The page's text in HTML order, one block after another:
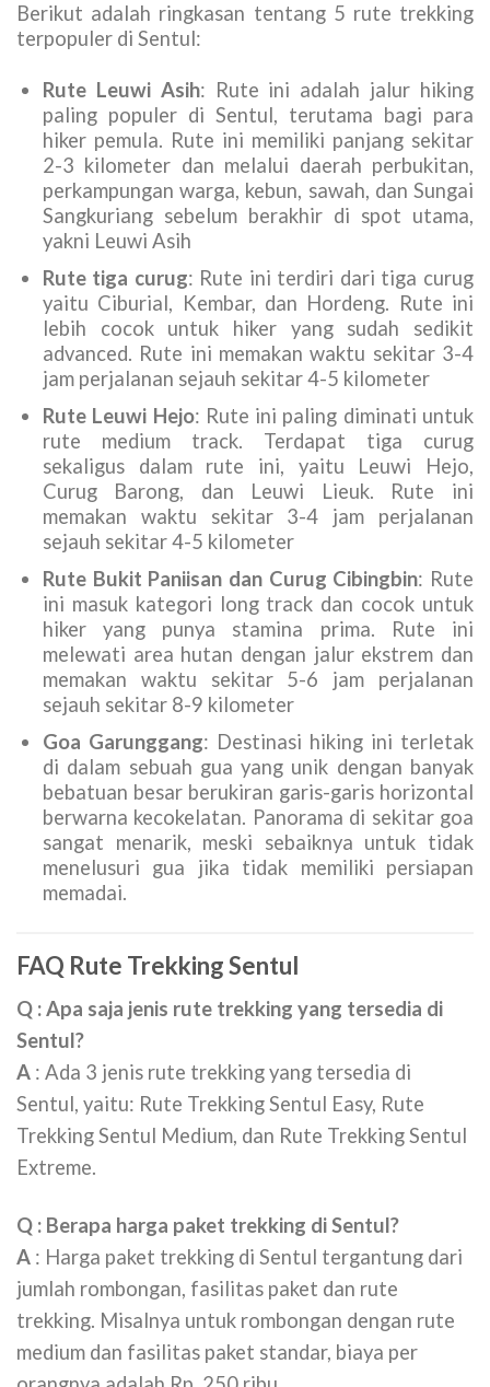
Berikut adalah ringkasan tentang 5 rute trekking
terpopuler di Sentul:
Rute Leuwi Asih: Rute ini adalah jalur hiking
paling populer di Sentul, terutama bagi para
hiker pemula. Rute ini memiliki panjang sekitar
2-3 kilometer dan melalui daerah perbukitan,
perkampungan warga, kebun, sawah, dan Sungai
Sangkuriang sebelum berakhir di spot utama,
yakni Leuwi Asih
Rute tiga curug: Rute ini terdiri dari tiga curug
yaitu Ciburial, Kembar, dan Hordeng. Rute ini
lebih cocok untuk hiker yang sudah sedikit
advanced. Rute ini memakan waktu sekitar 3-4
jam perjalanan sejauh sekitar 4-5 kilometer
Rute Leuwi Hejo: Rute ini paling diminati untuk
rute medium track. Terdapat tiga curug
sekaligus dalam rute ini, yaitu Leuwi Hejo,
Curug Barong, dan Leuwi Lieuk. Rute ini
memakan waktu sekitar 3-4 jam perjalanan
sejauh sekitar 4-5 kilometer
Rute Bukit Paniisan dan Curug Cibingbin: Rute
ini masuk kategori long track dan cocok untuk
hiker yang punya stamina prima. Rute ini
melewati area hutan dengan jalur ekstrem dan
memakan waktu sekitar 5-6 jam perjalanan
sejauh sekitar 8-9 kilometer
Goa Garunggang: Destinasi hiking ini terletak
di dalam sebuah gua yang unik dengan banyak
bebatuan besar berukiran garis-garis horizontal
berwarna kecokelatan. Panorama di sekitar goa
sangat menarik, meski sebaiknya untuk tidak
menelusuri gua jika tidak memiliki persiapan
memadai.
FAQ Rute Trekking Sentul
Q : Apa saja jenis rute trekking yang tersedia di
Sentul?
A : Ada 3 jenis rute trekking yang tersedia di
Sentul, yaitu: Rute Trekking Sentul Easy, Rute
Trekking Sentul Medium, dan Rute Trekking Sentul
Extreme.
Q : Berapa harga paket trekking di Sentul?
A : Harga paket trekking di Sentul tergantung dari
jumlah rombongan, fasilitas paket dan rute
trekking. Misalnya untuk rombongan dengan rute
medium dan fasilitas paket standar, biaya per